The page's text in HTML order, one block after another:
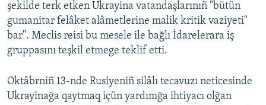
şekilde terk etken Ukrayina vatandaşlarınıñ "bütün
gumanitar felâket alâmetlerine malik kritik vaziyeti"
bar". Meclis reisi bu mesele ile bağlı İdarelerara iş
gruppasını teşkil etmege teklif etti.
Oktâbrniñ 13-nde Rusiyeniñ silâlı tecavuzı neticesinde
Ukrayinağa qaytmaq içün yardımğa ihtiyacı olğan